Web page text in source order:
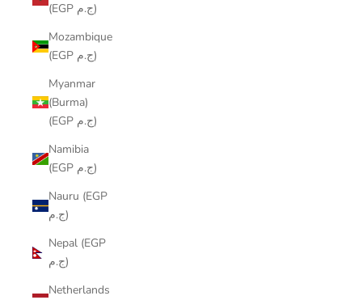
(EGP ج.م)
Mozambique
(EGP ج.م)
Myanmar
(Burma)
(EGP ج.م)
Namibia
(EGP ج.م)
Nauru (EGP
ج.م)
Nepal (EGP
ج.م)
Netherlands